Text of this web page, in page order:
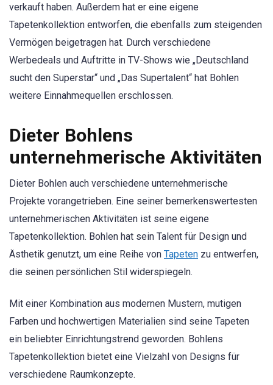
verkauft haben. Außerdem hat er eine eigene
Tapetenkollektion entworfen, die ebenfalls zum steigenden
Vermögen beigetragen hat. Durch verschiedene
Werbedeals und Auftritte in TV-Shows wie „Deutschland
sucht den Superstar“ und „Das Supertalent“ hat Bohlen
weitere Einnahmequellen erschlossen.
Dieter Bohlens
unternehmerische Aktivitäten
Dieter Bohlen auch verschiedene unternehmerische
Projekte vorangetrieben. Eine seiner bemerkenswertesten
unternehmerischen Aktivitäten ist seine eigene
Tapetenkollektion. Bohlen hat sein Talent für Design und
Ästhetik genutzt, um eine Reihe von Tapeten zu entwerfen,
die seinen persönlichen Stil widerspiegeln.
Mit einer Kombination aus modernen Mustern, mutigen
Farben und hochwertigen Materialien sind seine Tapeten
ein beliebter Einrichtungstrend geworden. Bohlens
Tapetenkollektion bietet eine Vielzahl von Designs für
verschiedene Raumkonzepte.